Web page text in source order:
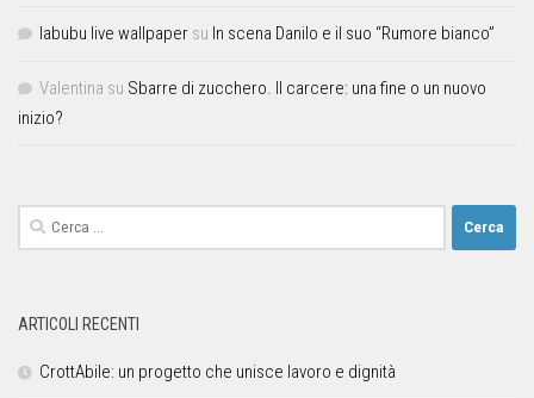
labubu live wallpaper su In scena Danilo e il suo “Rumore bianco”
Valentina su Sbarre di zucchero. Il carcere: una fine o un nuovo
inizio?
ARTICOLI RECENTI
CrottAbile: un progetto che unisce lavoro e dignità